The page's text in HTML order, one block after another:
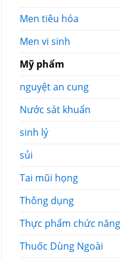
Men tiêu hóa
Men vi sinh
Mỹ phẩm
nguyệt an cung
Nước sát khuẩn
sinh lý
sủi
Tai mũi họng
Thông dụng
Thực phẩm chức năng
Thuốc Dùng Ngoài
pure white cleanser
Giảm giá sỉ khi mua trên
5SP bất kỳ